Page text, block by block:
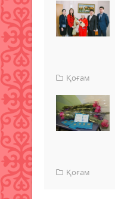
Қоғам
Қоғам